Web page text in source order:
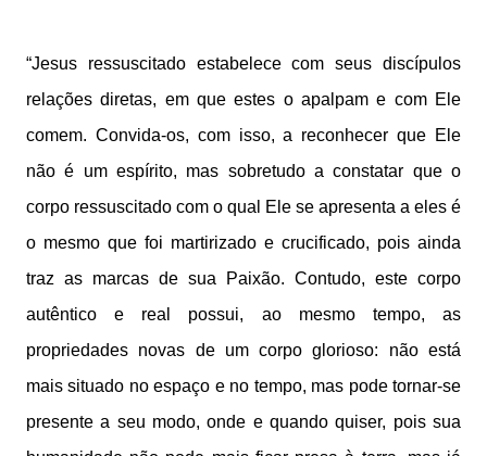
“Jesus ressuscitado estabelece com seus discípulos
relações diretas, em que estes o apalpam e com Ele
comem. Convida-os, com isso, a reconhecer que Ele
não é um espírito, mas sobretudo a constatar que o
corpo ressuscitado com o qual Ele se apresenta a eles é
o mesmo que foi martirizado e crucificado, pois ainda
traz as marcas de sua Paixão. Contudo, este corpo
autêntico e real possui, ao mesmo tempo, as
propriedades novas de um corpo glorioso: não está
mais situado no espaço e no tempo, mas pode tornar-se
presente a seu modo, onde e quando quiser, pois sua